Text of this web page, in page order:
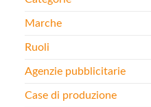
Marche
Ruoli
Agenzie pubblicitarie
Case di produzione